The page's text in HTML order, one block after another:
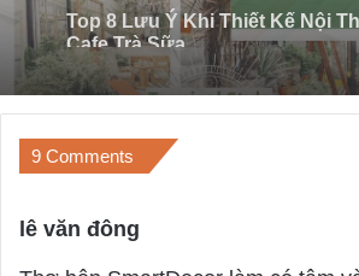
Top 35 Mẫu Sàn Gỗ Công
Malaysia Giá Sỉ
9 Comments
lê văn đông